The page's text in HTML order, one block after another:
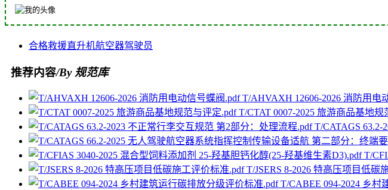
合格救援直升机航空器驾驶员
推荐内容/By 规范库
T/AHVAXH 12606-2026 消防用电
T/CTAT 0007-2025 旅游商品基地规
T/CATAGS 63.2-
T/
T/JSERS 8-2026 特高压项目低碳
T/CABEE 094-2024 乡村